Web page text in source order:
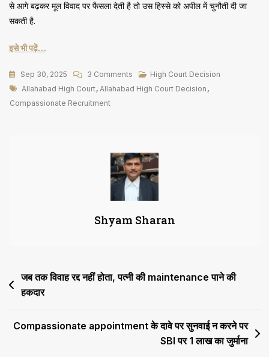
से आगे बढ़कर मूल विवाद पर फैसला देती है तो उस हिस्से को अपील में चुनौती दी जा
सकती है.
इसे भी पढ़ें…
Sep 30, 2025 3 Comments On
किस
Recruitment
नियमित
नहीं
किया
High Court Decision
Tags
Allahabad High Court, Allahabad High Court Decision ,
Compassionate Recruitment
Shyam Sharan
Post
navigation
जब तक विवाह रद्द नहीं होता, पत्नी की maintenance पाने की
हकदार
Compassionate appointment के दावे पर सुनवाई न करने पर
SBI पर ₹1 लाख का जुर्माना